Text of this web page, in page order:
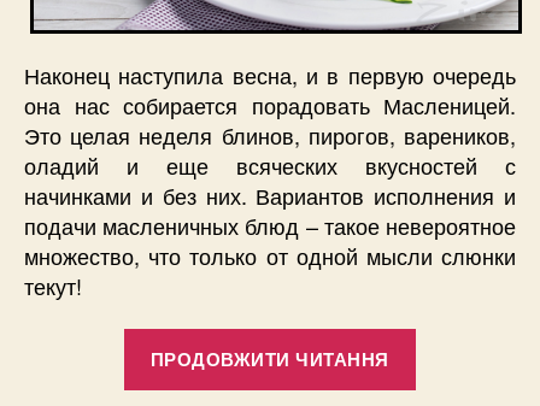
Наконец наступила весна, и в первую очередь
она нас собирается порадовать Масленицей.
Это целая неделя блинов, пирогов, вареников,
оладий и еще всяческих вкусностей с
начинками и без них. Вариантов исполнения и
подачи масленичных блюд – такое невероятное
множество, что только от одной мысли слюнки
текут!
ПРОДОВЖИТИ ЧИТАННЯ